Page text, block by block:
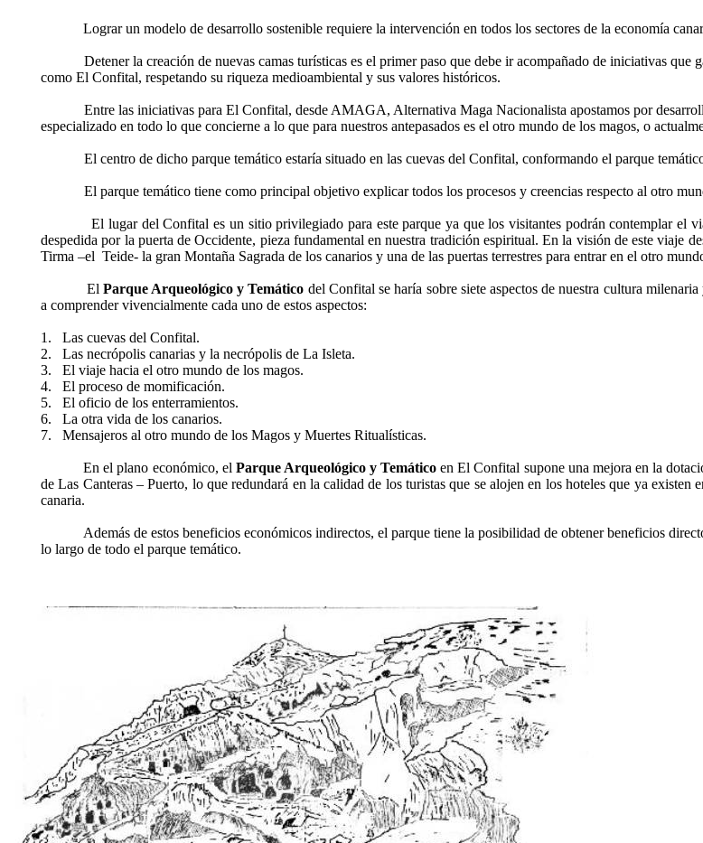
Lograr un modelo de desarrollo sostenible requiere la intervención en todos los sectores de la economía
Detener la creación de nuevas camas turísticas es el primer paso que debe ir acompañado de iniciativas
como El Confital, respetando su riqueza medioambiental y sus valores históricos.
Entre las iniciativas para El Confital, desde AMAGA, Alternativa Maga Nacionalista apostamos por
especializado en todo lo que concierne a lo que para nuestros antepasados es el otro mundo de los magos, o
El centro de dicho parque temático estaría situado en las cuevas del Confital, conformando el parque
El parque temático tiene como principal objetivo explicar todos los procesos y creencias respecto al otro
El lugar del Confital es un sitio privilegiado para este parque ya que los visitantes podrán contemplar el
despedida por la puerta de Occidente, pieza fundamental en nuestra tradición espiritual. En la visión de este viaje
Tirma –el Teide- la gran Montaña Sagrada de los canarios y una de las puertas terrestres para entrar en el otro
El Parque Arqueológico y Temático del Confital se haría sobre siete aspectos de nuestra cultura
a comprender vivencialmente cada uno de estos aspectos:
1.
Las cuevas del Confital.
2.
Las necrópolis canarias y la necrópolis de La Isleta.
3.
El viaje hacia el otro mundo de los magos.
4.
El proceso de momificación.
5.
El oficio de los enterramientos.
6.
La otra vida de los canarios.
7.
Mensajeros al otro mundo de los Magos y Muertes Ritualísticas.
En el plano económico, el Parque Arqueológico y Temático en El Confital supone una mejora en la
de Las Canteras – Puerto, lo que redundará en la calidad de los turistas que se alojen en los hoteles que ya
canaria.
Además de estos beneficios económicos indirectos, el parque tiene la posibilidad de obtener beneficios
lo largo de todo el parque temático.